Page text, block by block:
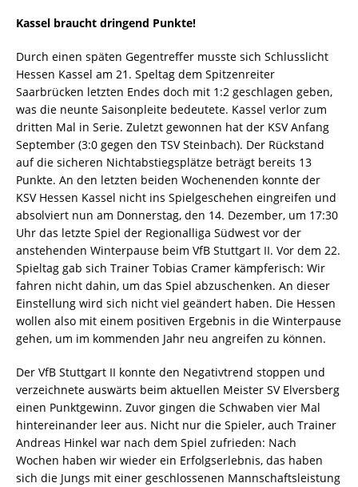
Kassel braucht dringend Punkte!
Durch einen späten Gegentreffer musste sich Schlusslicht
Hessen Kassel am 21. Speltag dem Spitzenreiter
Saarbrücken letzten Endes doch mit 1:2 geschlagen geben,
was die neunte Saisonpleite bedeutete. Kassel verlor zum
dritten Mal in Serie. Zuletzt gewonnen hat der KSV Anfang
September (3:0 gegen den TSV Steinbach). Der Rückstand
auf die sicheren Nichtabstiegsplätze beträgt bereits 13
Punkte. An den letzten beiden Wochenenden konnte der
KSV Hessen Kassel nicht ins Spielgeschehen eingreifen und
absolviert nun am Donnerstag, den 14. Dezember, um 17:30
Uhr das letzte Spiel der Regionalliga Südwest vor der
anstehenden Winterpause beim VfB Stuttgart II. Vor dem 22.
Spieltag gab sich Trainer Tobias Cramer kämpferisch: Wir
fahren nicht dahin, um das Spiel abzuschenken. An dieser
Einstellung wird sich nicht viel geändert haben. Die Hessen
wollen also mit einem positiven Ergebnis in die Winterpause
gehen, um im kommenden Jahr neu angreifen zu können.
Der VfB Stuttgart II konnte den Negativtrend stoppen und
verzeichnete auswärts beim aktuellen Meister SV Elversberg
einen Punktgewinn. Zuvor gingen die Schwaben vier Mal
hintereinander leer aus. Nicht nur die Spieler, auch Trainer
Andreas Hinkel war nach dem Spiel zufrieden: Nach
Wochen haben wir wieder ein Erfolgserlebnis, das haben
sich die Jungs mit einer geschlossenen Mannschaftsleistung